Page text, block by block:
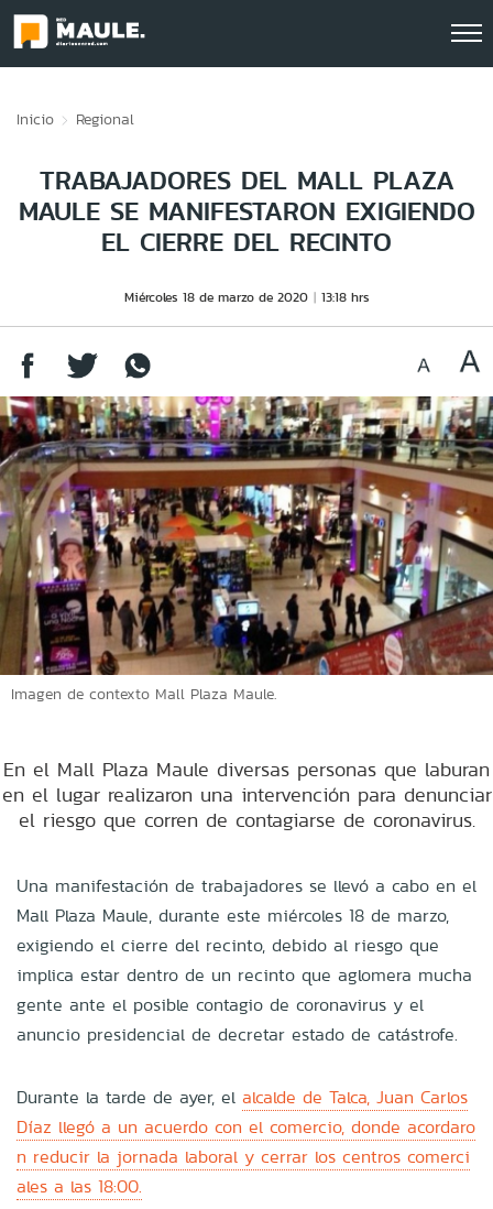
Inicio Regional
TRABAJADORES DEL MALL PLAZA
MAULE SE MANIFESTARON EXIGIENDO
EL CIERRE DEL RECINTO
Miércoles 18 de marzo de 2020 13:18 hrs
Imagen de contexto Mall Plaza Maule.
En el Mall Plaza Maule diversas personas que laburan
en el lugar realizaron una intervención para denunciar
el riesgo que corren de contagiarse de coronavirus.
Una manifestación de trabajadores se llevó a cabo en el
Mall Plaza Maule, durante este miércoles 18 de marzo,
exigiendo el cierre del recinto, debido al riesgo que
implica estar dentro de un recinto que aglomera mucha
gente ante el posible contagio de coronavirus y el
anuncio presidencial de decretar estado de catástrofe.
Durante la tarde de ayer, el alcalde de Talca, Juan Carlos
Díaz llegó a un acuerdo con el comercio, donde acordaro
n reducir la jornada laboral y cerrar los centros comerci
ales a las 18:00.